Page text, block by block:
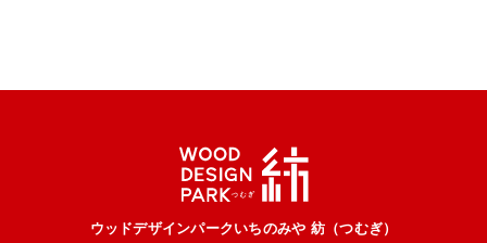
ウッドデザインパークいちのみや 紡（つむぎ）